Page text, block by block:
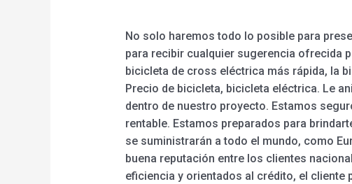
No solo haremos todo lo posible para
para recibir cualquier sugerencia ofrecida
bicicleta de cross eléctrica más rápida, la
Precio de bicicleta, bicicleta eléctrica. Le
dentro de nuestro proyecto. Estamos
rentable. Estamos preparados para
se suministrarán a todo el mundo, como
buena reputación entre los clientes
eficiencia y orientados al crédito, el cliente